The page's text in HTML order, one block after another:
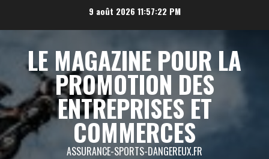
9 août 2026 11:57:22 PM
LE MAGAZINE POUR LA
PROMOTION DES
ENTREPRISES ET
COMMERCES
ASSURANCE-SPORTS-DANGEREUX.FR